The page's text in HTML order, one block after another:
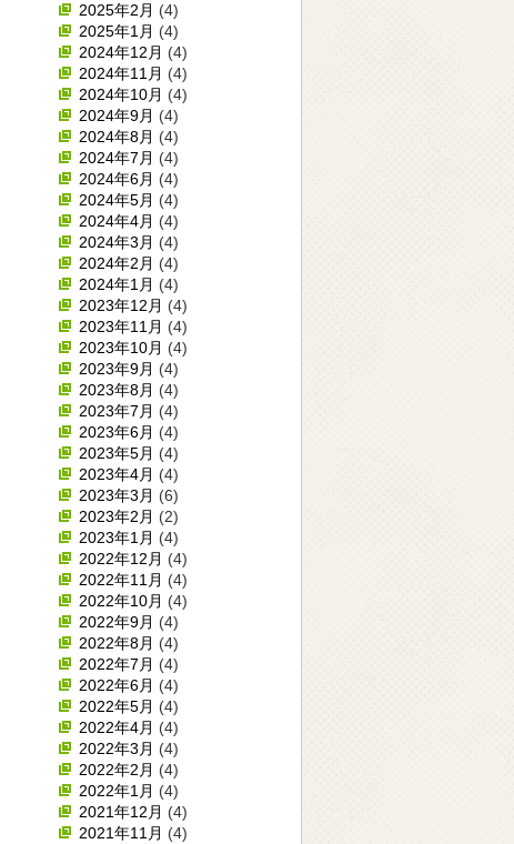
2025年2月 (4)
2025年1月 (4)
2024年12月 (4)
2024年11月 (4)
2024年10月 (4)
2024年9月 (4)
2024年8月 (4)
2024年7月 (4)
2024年6月 (4)
2024年5月 (4)
2024年4月 (4)
2024年3月 (4)
2024年2月 (4)
2024年1月 (4)
2023年12月 (4)
2023年11月 (4)
2023年10月 (4)
2023年9月 (4)
2023年8月 (4)
2023年7月 (4)
2023年6月 (4)
2023年5月 (4)
2023年4月 (4)
2023年3月 (6)
2023年2月 (2)
2023年1月 (4)
2022年12月 (4)
2022年11月 (4)
2022年10月 (4)
2022年9月 (4)
2022年8月 (4)
2022年7月 (4)
2022年6月 (4)
2022年5月 (4)
2022年4月 (4)
2022年3月 (4)
2022年2月 (4)
2022年1月 (4)
2021年12月 (4)
2021年11月 (4)